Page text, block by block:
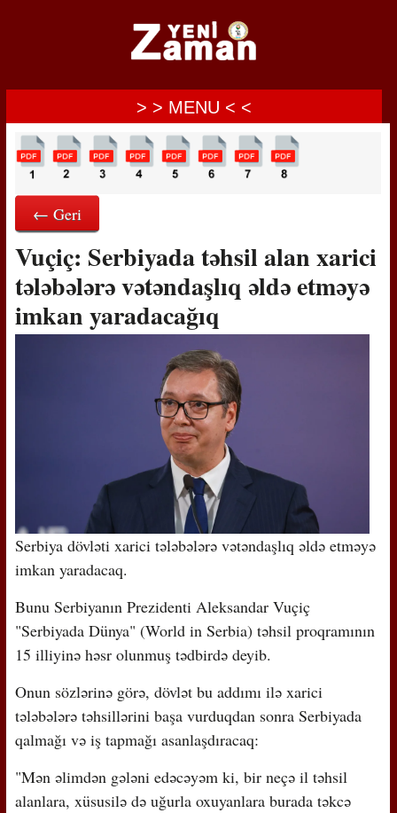
> > MENU < <
← Geri
Vuçiç: Serbiyada təhsil alan xarici
tələbələrə vətəndaşlıq əldə etməyə
imkan yaradacağıq
Serbiya dövləti xarici tələbələrə vətəndaşlıq əldə etməyə
imkan yaradacaq.
Bunu Serbiyanın Prezidenti Aleksandar Vuçiç
"Serbiyada Dünya" (World in Serbia) təhsil proqramının
15 illiyinə həsr olunmuş tədbirdə deyib.
Onun sözlərinə görə, dövlət bu addımı ilə xarici
tələbələrə təhsillərini başa vurduqdan sonra Serbiyada
qalmağı və iş tapmağı asanlaşdıracaq:
"Mən əlimdən gələni edəcəyəm ki, bir neçə il təhsil
alanlara, xüsusilə də uğurla oxuyanlara burada təkcə